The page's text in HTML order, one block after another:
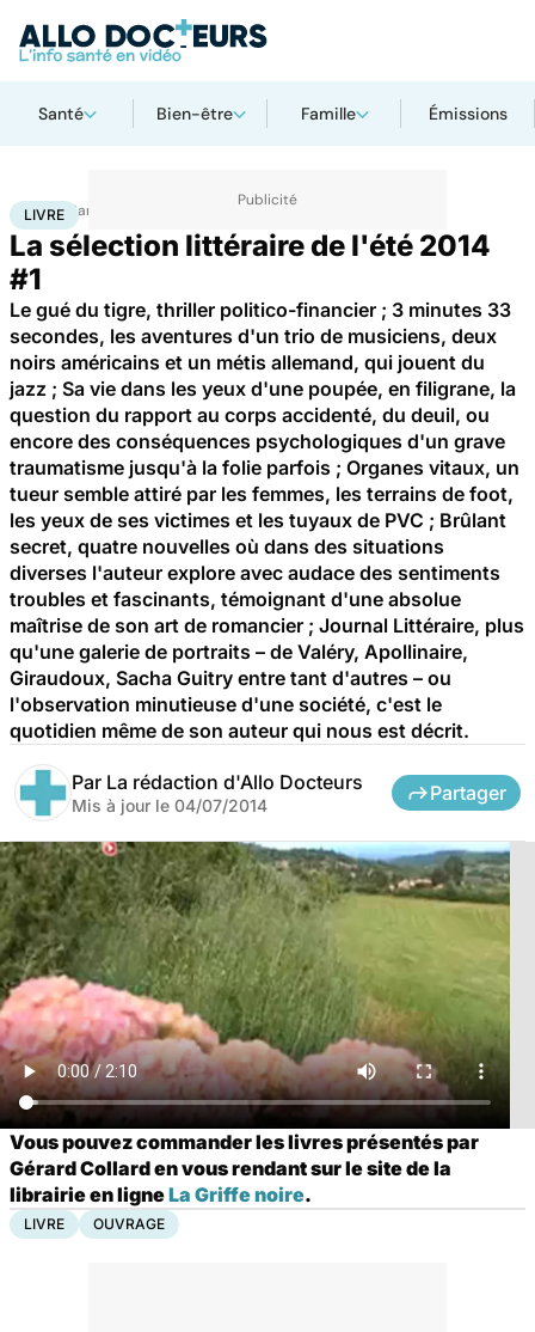
Santé Bien-être Famille Émissions
Accueil Santé
LIVRE
La sélection littéraire de l'été 2014
#1
Le gué du tigre, thriller politico-financier ; 3 minutes 33
secondes, les aventures d'un trio de musiciens, deux
noirs américains et un métis allemand, qui jouent du
jazz ; Sa vie dans les yeux d'une poupée, en filigrane, la
question du rapport au corps accidenté, du deuil, ou
encore des conséquences psychologiques d'un grave
traumatisme jusqu'à la folie parfois ; Organes vitaux, un
tueur semble attiré par les femmes, les terrains de foot,
les yeux de ses victimes et les tuyaux de PVC ; Brûlant
secret, quatre nouvelles où dans des situations
diverses l'auteur explore avec audace des sentiments
troubles et fascinants, témoignant d'une absolue
maîtrise de son art de romancier ; Journal Littéraire, plus
qu'une galerie de portraits – de Valéry, Apollinaire,
Giraudoux, Sacha Guitry entre tant d'autres – ou
l'observation minutieuse d'une société, c'est le
quotidien même de son auteur qui nous est décrit.
Par La rédaction d'Allo Docteurs
Mis à jour le 04/07/2014
Partager
Vous pouvez commander les livres présentés par
Gérard Collard en vous rendant sur le site de la
librairie en ligneLa Griffe noire.
LIVRE OUVRAGE